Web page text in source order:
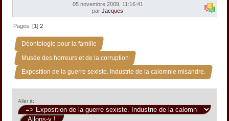
05 novembre 2009, 11:16:41
par Jacques
Pages: [1]2
Déontologie pour la famille »
Musée des horreurs et de la corruption »
Exposition de la guerre sexiste. Industrie de la calomnie misandre.
Aller à: